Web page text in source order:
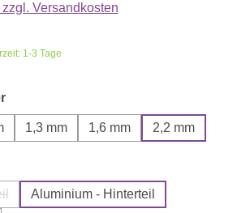
Versandkosten
1-3 Tage
auswählen
1,3 mm 1,6 mm 2,2 mm
ist zurzeit nicht verfügbar.)
Aluminium - Hinterteil